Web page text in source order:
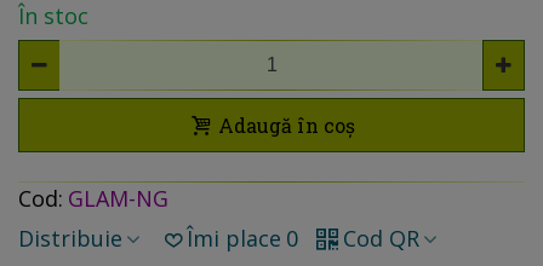
În stoc
Adaugă în coș
Cod: GLAM-NG
Distribuie
Îmi place 0
Cod QR